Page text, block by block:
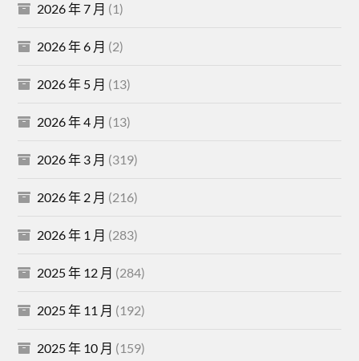
2026 年 7 月 (1)
2026 年 6 月 (2)
2026 年 5 月 (13)
2026 年 4 月 (13)
2026 年 3 月 (319)
2026 年 2 月 (216)
2026 年 1 月 (283)
2025 年 12 月 (284)
2025 年 11 月 (192)
2025 年 10 月 (159)